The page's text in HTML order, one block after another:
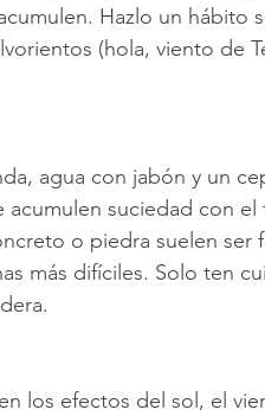
Hazlo un hábito
(hola, viento de
agua con jabón y un
acumulen suciedad con
o piedra suelen ser
más difíciles. Solo ten
los efectos del sol, el